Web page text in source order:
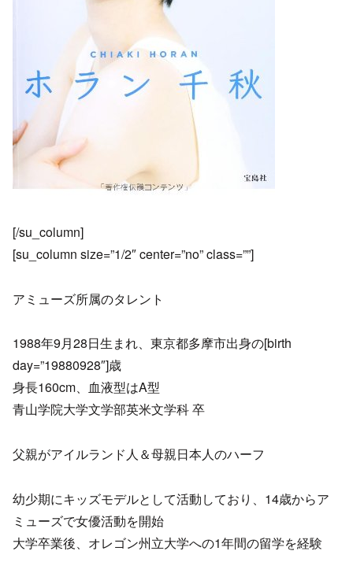
[/su_column]
[su_column size=”1/2″ center=”no” class=””]
アミューズ所属のタレント
1988年9月28日生まれ、東京都多摩市出身の[birth
day=”19880928″]歳
身長160cm、血液型はA型
青山学院大学文学部英米文学科 卒
父親がアイルランド人＆母親日本人のハーフ
幼少期にキッズモデルとして活動しており、14歳からア
ミューズで女優活動を開始
大学卒業後、オレゴン州立大学への1年間の留学を経験